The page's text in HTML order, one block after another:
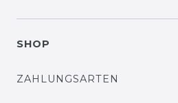
SHOP
ZAHLUNGSARTEN